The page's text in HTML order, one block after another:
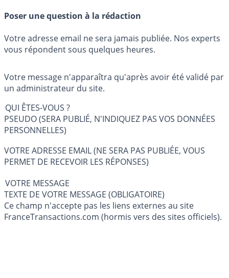
Poser une question à la rédaction
Votre adresse email ne sera jamais publiée. Nos experts
vous répondent sous quelques heures.
Votre message n'apparaîtra qu'après avoir été validé par
un administrateur du site.
QUI ÊTES-VOUS ?
PSEUDO (SERA PUBLIÉ, N'INDIQUEZ PAS VOS DONNÉES
PERSONNELLES)
VOTRE ADRESSE EMAIL (NE SERA PAS PUBLIÉE, VOUS
PERMET DE RECEVOIR LES RÉPONSES)
VOTRE MESSAGE
TEXTE DE VOTRE MESSAGE (OBLIGATOIRE)
Ce champ n'accepte pas les liens externes au site
FranceTransactions.com (hormis vers des sites officiels).